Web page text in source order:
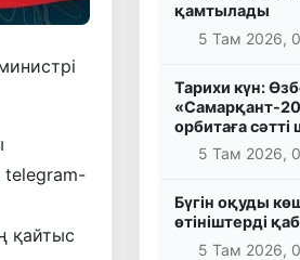
telegram-
қайтыс
қамтылады
5 Там 2026,
Тарихи күн:
«Самарқант-
орбитаға
5 Там 2026,
Бүгін оқуды
өтініштерді
5 Там 2026,